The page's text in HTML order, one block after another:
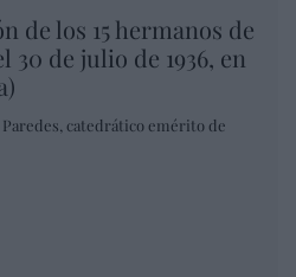
de los 15 hermanos de
30 de julio de 1936, en
Paredes, catedrático emérito de